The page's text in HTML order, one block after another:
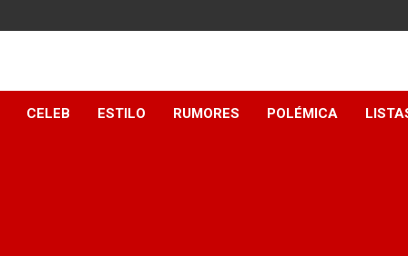
CELEB ESTILO RUMORES POLÉMICA